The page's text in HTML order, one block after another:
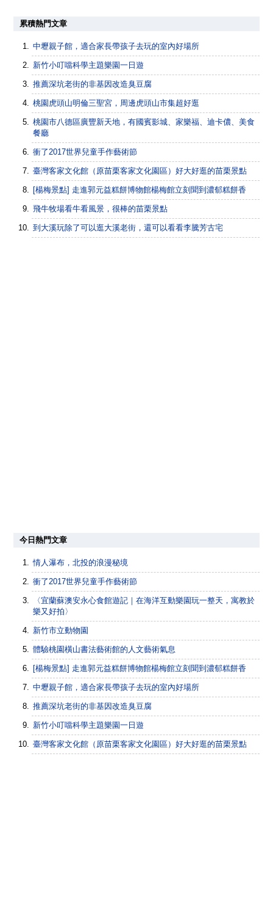
累積熱門文章
中壢親子館，適合家長帶孩子去玩的室內好場所
新竹小叮噹科學主題樂園一日遊
推薦深坑老街的非基因改造臭豆腐
桃園虎頭山明倫三聖宮，周邊虎頭山市集超好逛
桃園市八德區廣豐新天地，有國賓影城、家樂福、迪卡儂、美食
餐廳
衝了2017世界兒童手作藝術節
臺灣客家文化館（原苗栗客家文化園區）好大好逛的苗栗景點
[楊梅景點] 走進郭元益糕餅博物館楊梅館立刻聞到濃郁糕餅香
飛牛牧場看牛看風景，很棒的苗栗景點
到大溪玩除了可以逛大溪老街，還可以看看李騰芳古宅
今日熱門文章
情人瀑布，北投的浪漫秘境
衝了2017世界兒童手作藝術節
〈宜蘭蘇澳安永心食館遊記｜在海洋互動樂園玩一整天，寓教於
樂又好拍〉
新竹市立動物園
體驗桃園橫山書法藝術館的人文藝術氣息
[楊梅景點] 走進郭元益糕餅博物館楊梅館立刻聞到濃郁糕餅香
中壢親子館，適合家長帶孩子去玩的室內好場所
推薦深坑老街的非基因改造臭豆腐
新竹小叮噹科學主題樂園一日遊
臺灣客家文化館（原苗栗客家文化園區）好大好逛的苗栗景點